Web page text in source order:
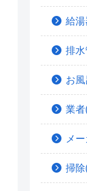
給湯
排
お
業者
メ
掃除